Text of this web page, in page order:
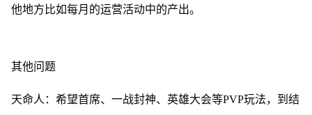
他地方比如每月的运营活动中的产出。
其他问题
天命人：希望首席、一战封神、英雄大会等PVP玩法，到结